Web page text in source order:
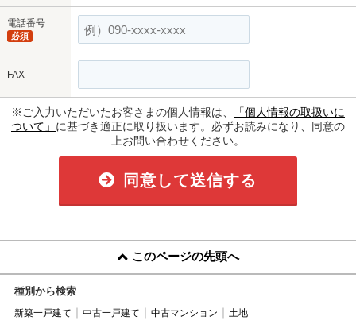
電話番号
必須
FAX
※ご入力いただいたお客さまの個人情報は、
「個人情報の取扱いに
ついて」 に基づき適正に取り扱います。必ずお読みになり、同意の
上お問い合わせください。
同意して送信する
このページの先頭へ
種別から検索
新築一戸建て 中古一戸建て 中古マンション 土地